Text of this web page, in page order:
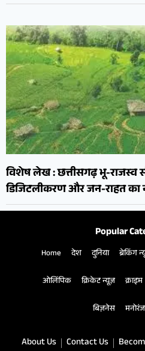
विशेष लेख : छत्तीसगढ़ भू-राजस्व
डिजिटलीकरण और जन-राहत का
Popular
Home देश दुनिया ब्रेकिंग
ओलिंपिक क्रिकेट न्यूज़ क्राइम
बिज़नेस
About Us Contact Us